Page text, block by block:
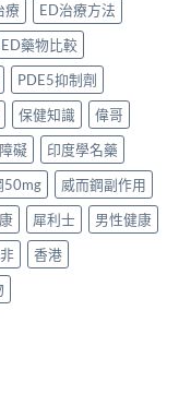
療
ED治療方法
ED藥物比較
PDE5抑制劑
保健知識
偉哥
礙
印度學名藥
50mg
威而鋼副作用
犀利士
男性健康
香港